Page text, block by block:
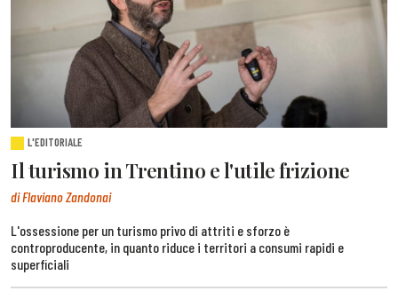
L'EDITORIALE
Il turismo in Trentino e l'utile frizione
di Flaviano Zandonai
L'ossessione per un turismo privo di attriti e sforzo è
controproducente, in quanto riduce i territori a consumi rapidi e
superficiali